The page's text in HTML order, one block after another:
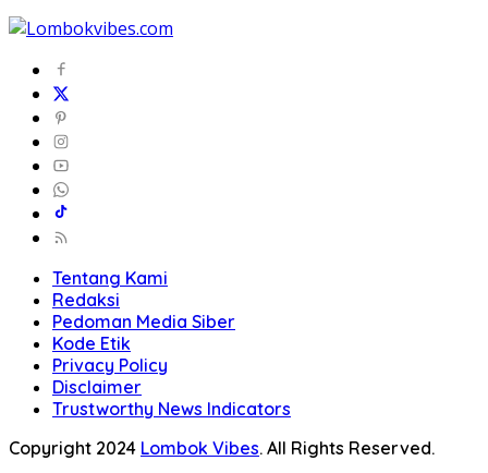
Tentang Kami
Redaksi
Pedoman Media Siber
Kode Etik
Privacy Policy
Disclaimer
Trustworthy News Indicators
Copyright 2024 Lombok Vibes. All Rights Reserved.